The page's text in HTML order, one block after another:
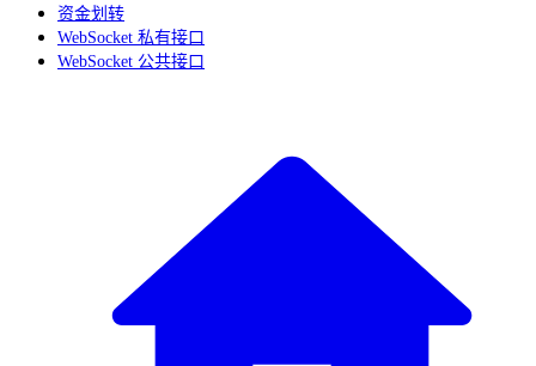
资金划转
WebSocket 私有接口
WebSocket 公共接口